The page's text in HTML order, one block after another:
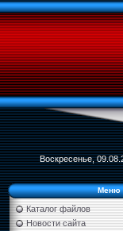
Воскресенье,
Меню
Каталог файлов
Новости сайта